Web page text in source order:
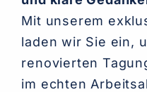
Mit unserem
laden wir Sie ein,
renovierten
im echten